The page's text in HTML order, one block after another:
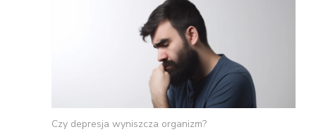
Czy depresja wyniszcza organizm?